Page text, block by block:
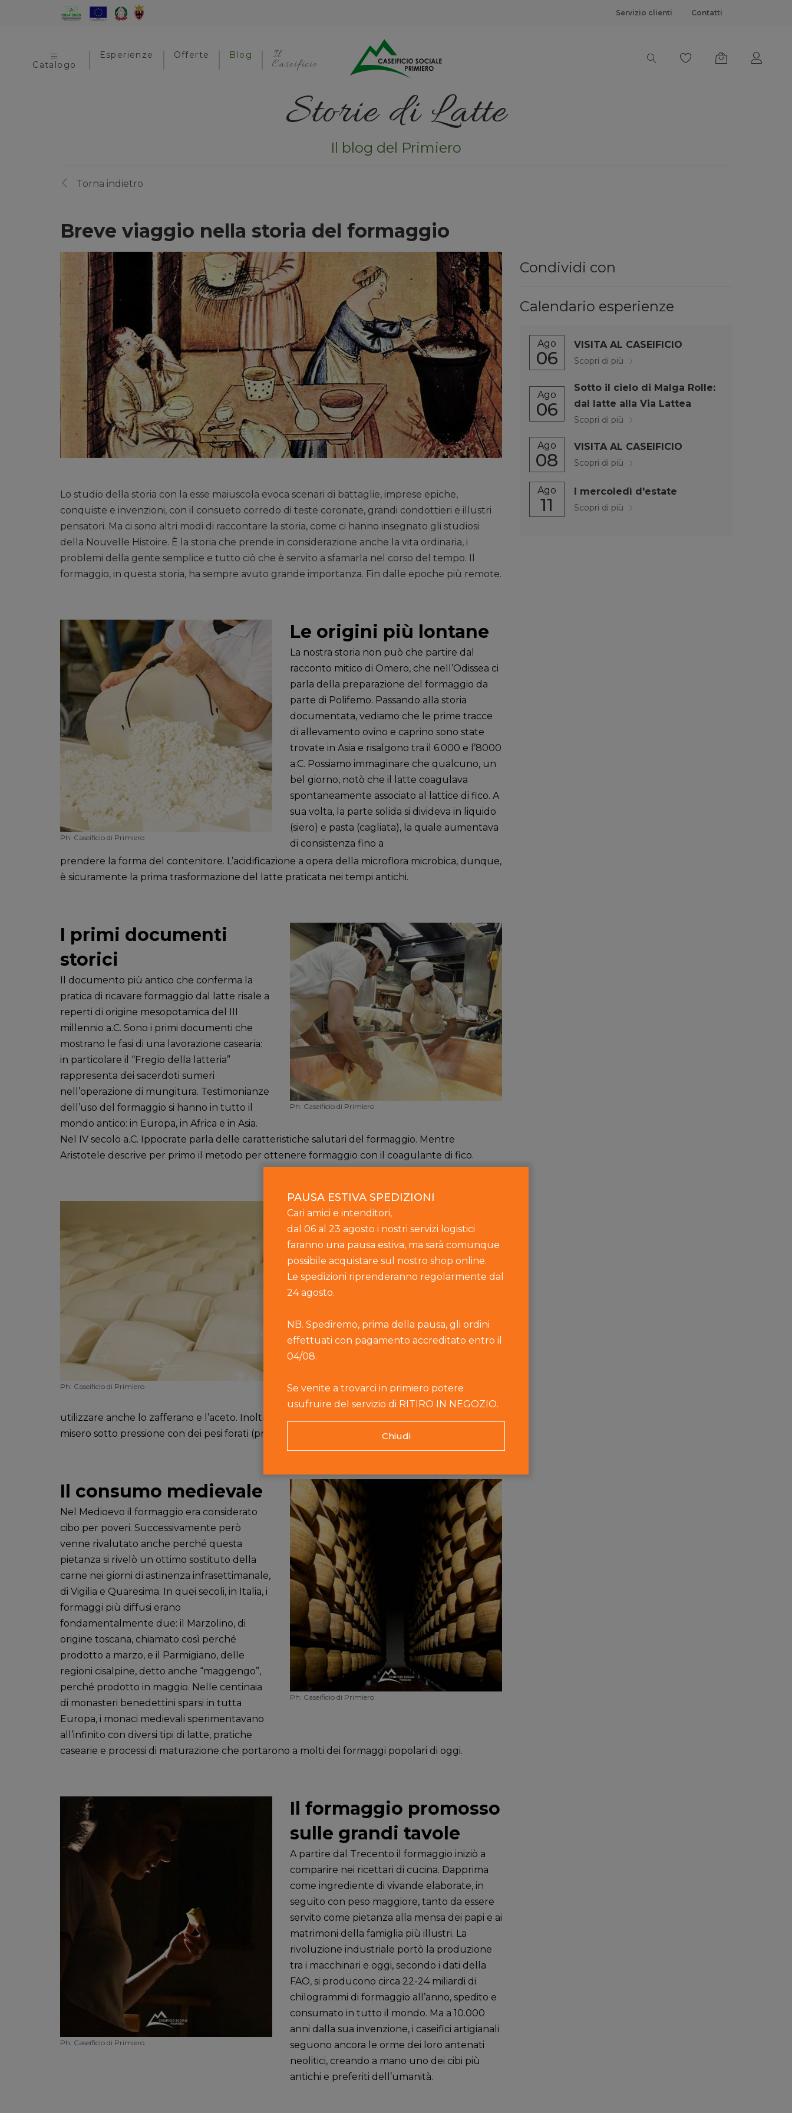
Servizio clienti Contatti
Catalogo
Esperienze Offerte Blog Il
Caseificio
Storie di Latte
Il blog del Primiero
Torna indietro
Breve viaggio nella storia del formaggio
Lo studio della storia con la esse maiuscola evoca scenari di battaglie, imprese epiche,
conquiste e invenzioni, con il consueto corredo di teste coronate, grandi condottieri e illustri
pensatori. Ma ci sono altri modi di raccontare la storia, come ci hanno insegnato gli studiosi
della Nouvelle Histoire. È la storia che prende in considerazione anche la vita ordinaria, i
problemi della gente semplice e tutto ciò che è servito a sfamarla nel corso del tempo. Il
formaggio, in questa storia, ha sempre avuto grande importanza. Fin dalle epoche più remote.
Ph: Caseificio di Primiero
Le origini più lontane
La nostra storia non può che partire dal
racconto mitico di Omero, che nell’Odissea ci
parla della preparazione del formaggio da
parte di Polifemo. Passando alla storia
documentata, vediamo che le prime tracce
di allevamento ovino e caprino sono state
trovate in Asia e risalgono tra il 6.000 e l’8000
a.C. Possiamo immaginare che qualcuno, un
bel giorno, notò che il latte coagulava
spontaneamente associato al lattice di fico. A
sua volta, la parte solida si divideva in liquido
(siero) e pasta (cagliata), la quale aumentava
di consistenza fino a
prendere la forma del contenitore. L’acidificazione a opera della microflora microbica, dunque,
è sicuramente la prima trasformazione del latte praticata nei tempi antichi.
I primi documenti
storici
Il documento più antico che conferma la
pratica di ricavare formaggio dal latte risale a
reperti di origine mesopotamica del III
millennio a.C. Sono i primi documenti che
mostrano le fasi di una lavorazione casearia:
in particolare il “Fregio della latteria”
rappresenta dei sacerdoti sumeri
nell’operazione di mungitura. Testimonianze
dell’uso del formaggio si hanno in tutto il
mondo antico: in Europa, in Africa e in Asia.
Ph: Caseificio di Primiero
Nel IV secolo a.C. Ippocrate parla delle caratteristiche salutari del formaggio. Mentre
Aristotele descrive per primo il metodo per ottenere formaggio con il coagulante di fico.
Ph: Caseificio di Primiero
Il formaggio all’epoca
di Roma
Anche i Romani erano produttori e
consumatori di formaggio. Oltre al latte
ovino, cominciarono ad adoperare anche
Nel II secolo a.C. Marco Terenzio
Varrone illustra i principali tipi di formaggi
consumati e, nel
formaggi ottenuti con il caglio di lepre o
capretto, anziché di agnello. Arrivarono a
utilizzare anche lo zafferano e l’aceto. Inoltre, per accelerare la stagionatura dei formaggi, li
misero sotto pressione con dei pesi forati (pressatura).
Il consumo medievale
Nel Medioevo il formaggio era considerato
cibo per poveri. Successivamente però
venne rivalutato anche perché questa
pietanza si rivelò un ottimo sostituto della
carne nei giorni di astinenza infrasettimanale,
di Vigilia e Quaresima. In quei secoli, in Italia, i
formaggi più diffusi erano
fondamentalmente due: il Marzolino, di
origine toscana, chiamato così perché
prodotto a marzo, e il Parmigiano, delle
regioni cisalpine, detto anche “maggengo”,
perché prodotto in maggio. Nelle centinaia
di monasteri benedettini sparsi in tutta
Europa, i monaci medievali sperimentavano
all’infinito con diversi tipi di latte, pratiche
Ph: Caseificio di Primiero
casearie e processi di maturazione che portarono a molti dei formaggi popolari di oggi.
Ph: Caseificio di Primiero
Il formaggio promosso
sulle grandi tavole
A partire dal Trecento il formaggio iniziò a
comparire nei ricettari di cucina. Dapprima
come ingrediente di vivande elaborate, in
seguito con peso maggiore, tanto da essere
servito come pietanza alla mensa dei papi e ai
matrimoni della famiglia più illustri. La
rivoluzione industriale portò la produzione
tra i macchinari e oggi, secondo i dati della
FAO, si producono circa 22-24 miliardi di
chilogrammi di formaggio all’anno, spedito e
consumato in tutto il mondo. Ma a 10.000
anni dalla sua invenzione, i caseifici artigianali
seguono ancora le orme dei loro antenati
neolitici, creando a mano uno dei cibi più
antichi e preferiti dell’umanità.
Condividi con
Calendario esperienze
Ago
06
VISITA AL CASEIFICIO
Scopri di più
Ago
06
Sotto il cielo di Malga Rolle:
dal latte alla Via Lattea
Scopri di più
Ago
08
VISITA AL CASEIFICIO
Scopri di più
Ago
11
I mercoledì d'estate
Scopri di più
PAUSA ESTIVA SPEDIZIONI
Cari amici e intenditori,
dal 06 al 23 agosto i nostri servizi logistici
faranno una pausa estiva, ma sarà comunque
possibile acquistare sul nostro shop online.
Le spedizioni riprenderanno regolarmente dal
24 agosto.
NB. Spediremo, prima della pausa, gli ordini
effettuati con pagamento accreditato entro il
04/08.
Se venite a trovarci in primiero potere
usufruire del servizio di RITIRO IN NEGOZIO.
Chiudi